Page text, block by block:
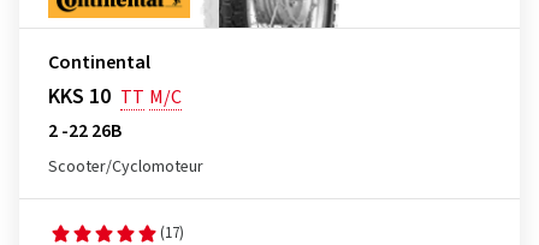
Continental
KKS 10 TT M/C
2 -22 26B
Scooter/Cyclomoteur
(17)